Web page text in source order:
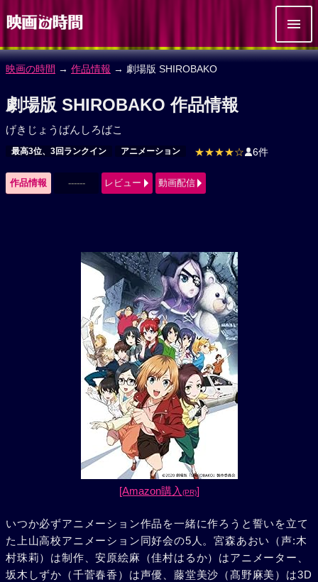
映画の時間 → 作品情報 → 劇場版 SHIROBAKO
劇場版 SHIROBAKO 作品情報
げきじょうばんしろばこ
最高3位、3回ランクイン アニメーション ★★★★☆ 6件
作品情報 ------ レビュー 動画配信
[Amazon購入 (PR)]
いつか必ずアニメーション作品を一緒に作ろうと誓いを立て
た上山高校アニメーション同好会の5人。宮森あおい（声:木
村珠莉）は制作、安原絵麻（佳村はるか）はアニメーター、
坂木しずか（千菅春香）は声優、藤堂美沙（髙野麻美）は3D